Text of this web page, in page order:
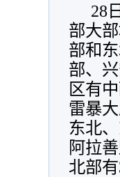
28
部大
部和
部、
区有
雷暴
东北
阿拉
北部